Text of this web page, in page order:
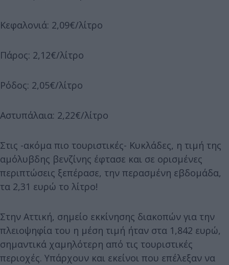
Κεφαλονιά: 2,09€/λίτρο
Πάρος: 2,12€/λίτρο
Ρόδος: 2,05€/λίτρο
Αστυπάλαια: 2,22€/λίτρο
Στις -ακόμα πιο τουριστικές- Κυκλάδες, η τιμή της
αμόλυβδης βενζίνης έφτασε και σε ορισμένες
περιπτώσεις ξεπέρασε, την περασμένη εβδομάδα,
τα 2,31 ευρώ το λίτρο!
Στην Αττική, σημείο εκκίνησης διακοπών για την
πλειοψηφία του η μέση τιμή ήταν στα 1,842 ευρώ,
σημαντικά χαμηλότερη από τις τουριστικές
περιοχές. Υπάρχουν και εκείνοι που επέλεξαν να